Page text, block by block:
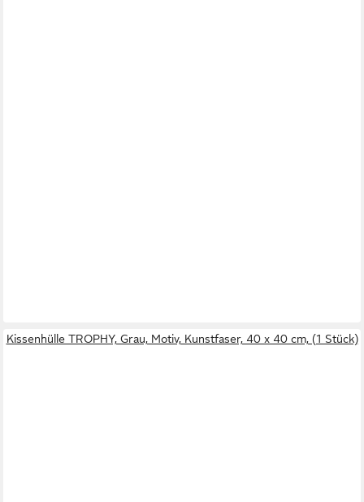
Kissenhülle TROPHY, Grau, Motiv, Kunstfaser, 40 x 40 cm, (1 Stück)